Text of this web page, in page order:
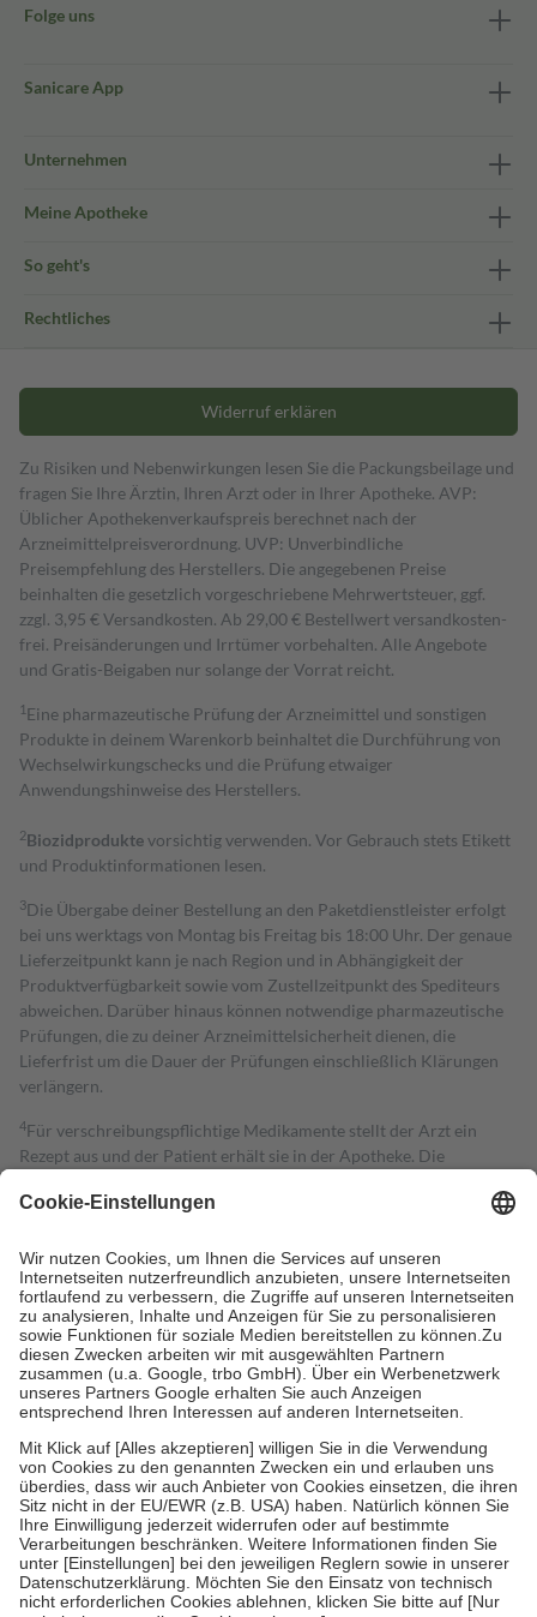
Folge uns
Sanicare App
Unternehmen
Meine Apotheke
So geht's
Rechtliches
Widerruf erklären
Zu Risiken und Nebenwirkungen lesen Sie die Packungsbeilage und
fragen Sie Ihre Ärztin, Ihren Arzt oder in Ihrer Apotheke. AVP:
Üblicher Apothekenverkaufspreis berechnet nach der
Arzneimittelpreisverordnung. UVP: Unverbindliche
Preisempfehlung des Herstellers. Die angegebenen Preise
beinhalten die gesetzlich vorgeschriebene Mehrwertsteuer, ggf.
zzgl. 3,95 € Versandkosten. Ab 29,00 € Bestell­wert versand­kosten­
frei. Preisänderungen und Irrtümer vorbehalten. Alle Angebote
und Gratis-Beigaben nur solange der Vorrat reicht.
1 Eine pharmazeutische Prüfung der Arzneimittel und sonstigen
Produkte in deinem Warenkorb beinhaltet die Durchführung von
Wechselwirkungschecks und die Prüfung etwaiger
Anwendungshinweise des Herstellers.
2Biozidproduktevorsichtig verwenden. Vor Gebrauch stets Etikett
und Produktinformationen lesen.
3Die Übergabe deiner Bestellung an den Paketdienstleister erfolgt
bei uns werktags von Montag bis Freitag bis 18:00 Uhr. Der genaue
Lieferzeitpunkt kann je nach Region und in Abhängigkeit der
Produktverfügbarkeit sowie vom Zustellzeitpunkt des Spediteurs
abweichen. Darüber hinaus können notwendige pharmazeutische
Prüfungen, die zu deiner Arzneimittelsicherheit dienen, die
Lieferfrist um die Dauer der Prüfungen einschließlich Klärungen
verlängern.
4Für verschreibungspflichtige Medikamente stellt der Arzt ein
Rezept aus und der Patient erhält sie in der Apotheke. Die
Kosten dafür, der Versicherte trägt einen Teil davon als Zuzahlung
Grundsätzlich leisten Mitglieder Zuzahlungen in Höhe von zehn
Prozent des Abgabepreises,mindestensjedochfünf Euround
höchstens zehn Euro.Es sind jedoch nie mehr als die tatsächlichen
Kosten der Leistung zu entrichten.
Diese Regeln gelten grundsätzlich auch für Online-Apotheken.
Bei Heilmitteln und häuslicher Krankenpflege beträgt die
Zuzahlung zehn Prozent der Kosten sowie zehn Euro je
Um das Engagement der Versicherten für ihre eigene Gesundheit zu
stärken und die besondere Stellung der Familie zu unterstützen,
fallenkeine Zuzahlungen an bei:
• Kindern und Jugendlichen bis zum vollendeten 18. Lebensjahr
mit Ausnahme der Fahrkosten
• Untersuchungen zur Vorsorge und Früherkennung, die von der
GKV getragen werden